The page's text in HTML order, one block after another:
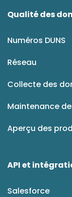
Qualité des
Numéros DUNS
Réseau
Collecte des
Maintenance
Aperçu des
API et
Salesforce